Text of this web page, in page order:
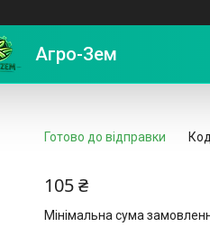
Агро-Зем
Agroplast
Готово до відправки
105 ₴
Мінімальна сума